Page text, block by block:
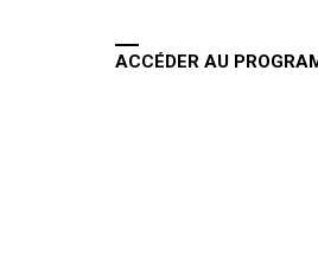
ACCÉDER AU